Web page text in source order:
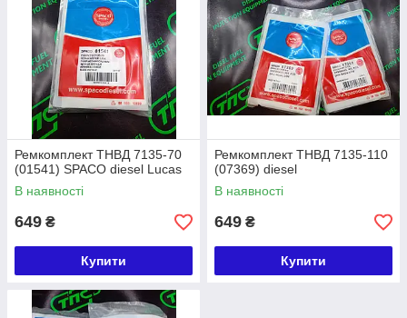
Ремкомплект ТНВД 7135-70
(01541) SPACO diesel Lucas
В наявності
649 ₴
Купити
Ремкомплект ТНВД 7135-110
(07369) diesel
В наявності
649 ₴
Купити